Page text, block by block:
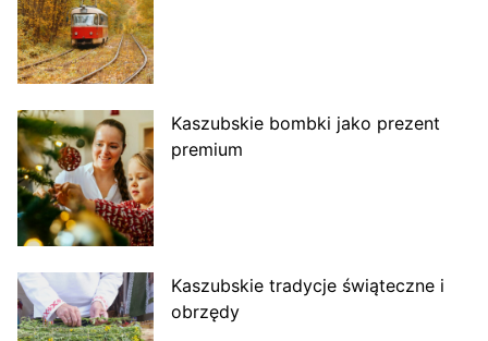
Kaszubskie bombki jako prezent
premium
Kaszubskie tradycje świąteczne i
obrzędy